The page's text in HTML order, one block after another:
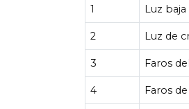
1 Luz baja
2 Luz de
3 Faros
4 Faros